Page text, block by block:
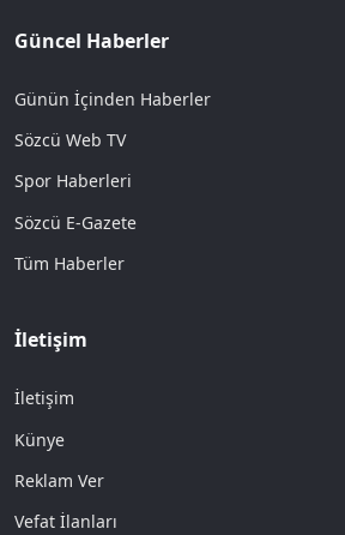
Güncel Haberler
Günün İçinden Haberler
Sözcü Web TV
Spor Haberleri
Sözcü E-Gazete
Tüm Haberler
İletişim
İletişim
Künye
Reklam Ver
Vefat İlanları